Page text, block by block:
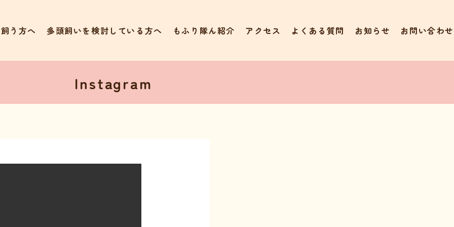
う方へ 多頭飼いを検討している方へ もふり隊ん紹介 アクセス よくある質問 お知らせ お問い合わせ
Instagram